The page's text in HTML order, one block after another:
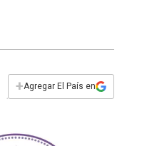
+Agregar El País en